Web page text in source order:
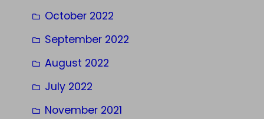
October 2022
September 2022
August 2022
July 2022
November 2021